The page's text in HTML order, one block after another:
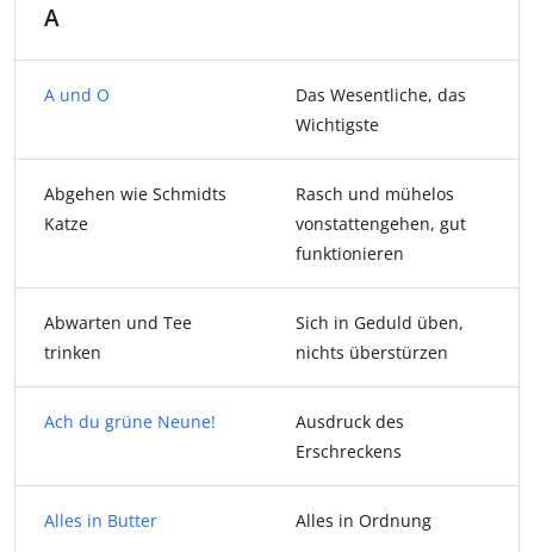
A
A und O
Das Wesentliche, das
Wichtigste
Abgehen wie Schmidts
Katze
Rasch und mühelos
vonstattengehen, gut
funktionieren
Abwarten und Tee
trinken
Sich in Geduld üben,
nichts überstürzen
Ach du grüne Neune!
Ausdruck des
Erschreckens
Alles in Butter Alles in Ordnung